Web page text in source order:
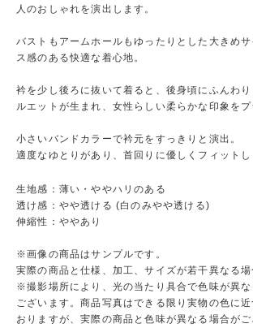
人のおしゃれを演出します。
バストもアームホールもゆったりとした大きめ
ス感のある快適な着心地。
衿を少し後ろに抜いて着ると、後身頃にふんわ
ルエットが生まれ、女性らしい柔らかな印象をプ
小さいバンドカラーで衿元をすっきりと演出。
適度なゆとりがあり、首回りに優しくフィットし
生地感：薄い・ややハリのある
透け感：やや透ける (白のみやや透ける)
伸縮性：ややあり
※画像の商品はサンプルです。
実際の商品と仕様、加工、サイズが若干異なる場
※撮影場所により、光の当たり具合で色味が異
ございます。商品写真はできる限り実物の色に
おりますが、実際の商品と色味が異なる場合がご